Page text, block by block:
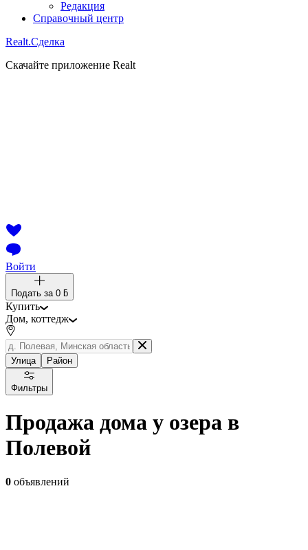
Редакция
Справочный центр
Realt.Сделка
Скачайте приложение Realt
Войти
Подать за 0 ƃ
Купить
Дом, коттедж
Улица Район
Фильтры
Продажа дома у озера в
Полевой
0 объявлений